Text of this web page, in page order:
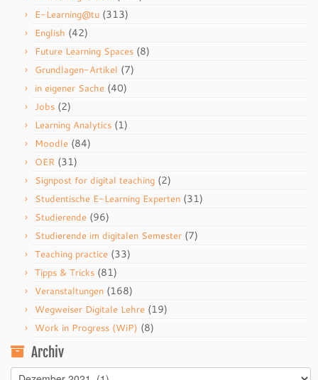
E-Learning@tu (313)
English (42)
Future Learning Spaces (8)
Grundlagen-Artikel (7)
in eigener Sache (40)
Jobs (2)
Learning Analytics (1)
Moodle (84)
OER (31)
Signpost for digital teaching (2)
Studentische E-Learning Experten (31)
Studierende (96)
Studierende im digitalen Semester (7)
Teaching practice (33)
Tipps & Tricks (81)
Veranstaltungen (168)
Wegweiser Digitale Lehre (19)
Work in Progress (WiP) (8)
Archiv
Archiv